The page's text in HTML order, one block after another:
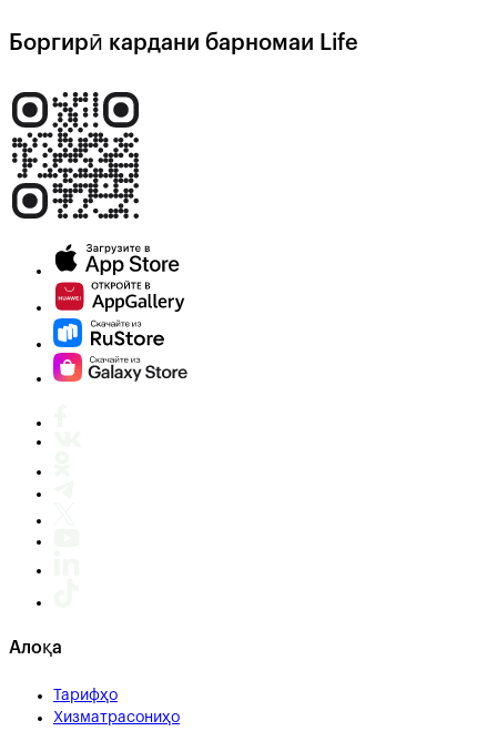
Боргирӣ кардани барномаи Life
Алоқа
Тарифҳо
Хизматрасониҳо